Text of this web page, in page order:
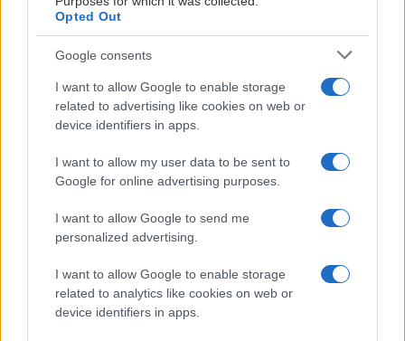
Opted Out
Google consents
I want to allow Google to enable storage
related to advertising like cookies on web or
device identifiers in apps.
I want to allow my user data to be sent to
Google for online advertising purposes.
I want to allow Google to send me
personalized advertising.
I want to allow Google to enable storage
related to analytics like cookies on web or
device identifiers in apps.